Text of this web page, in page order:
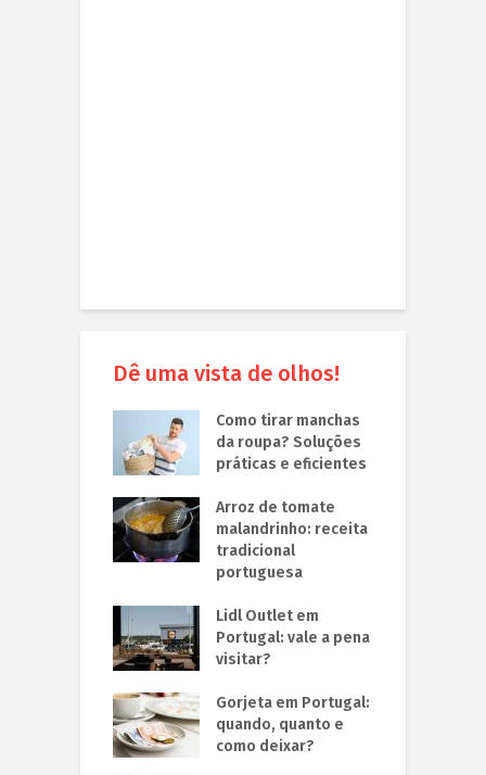
Dê uma vista de olhos!
Como tirar manchas
da roupa? Soluções
práticas e eficientes
Arroz de tomate
malandrinho: receita
tradicional
portuguesa
Lidl Outlet em
Portugal: vale a pena
visitar?
Gorjeta em Portugal:
quando, quanto e
como deixar?